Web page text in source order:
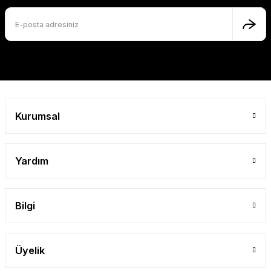
Kurumsal
Yardım
Bilgi
Üyelik